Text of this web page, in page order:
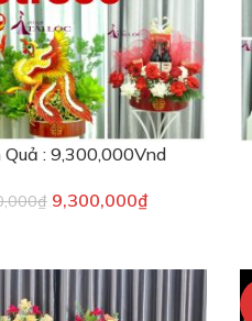
: 9,300,000Vnd
₫ 9,300,000₫